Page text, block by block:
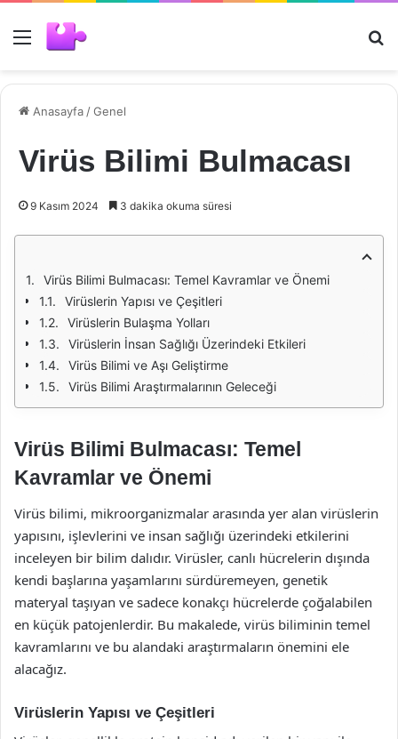
Menü
Anasayfa /Genel
Virüs Bilimi Bulmacası
9 Kasım 2024 3 dakika okuma süresi
Virüs Bilimi Bulmacası: Temel Kavramlar ve Önemi
Virüslerin Yapısı ve Çeşitleri
Virüslerin Bulaşma Yolları
Virüslerin İnsan Sağlığı Üzerindeki Etkileri
Virüs Bilimi ve Aşı Geliştirme
Virüs Bilimi Araştırmalarının Geleceği
Virüs Bilimi Bulmacası: Temel
Kavramlar ve Önemi
Virüs bilimi, mikroorganizmalar arasında yer alan virüslerin
yapısını, işlevlerini ve insan sağlığı üzerindeki etkilerini
inceleyen bir bilim dalıdır. Virüsler, canlı hücrelerin dışında
kendi başlarına yaşamlarını sürdüremeyen, genetik
materyal taşıyan ve sadece konakçı hücrelerde çoğalabilen
en küçük patojenlerdir. Bu makalede, virüs biliminin temel
kavramlarını ve bu alandaki araştırmaların önemini ele
alacağız.
Virüslerin Yapısı ve Çeşitleri